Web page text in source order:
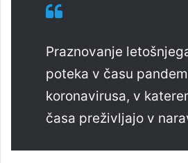
Praznovanje
poteka v času
koronavirusa, v
časa preživljajo v